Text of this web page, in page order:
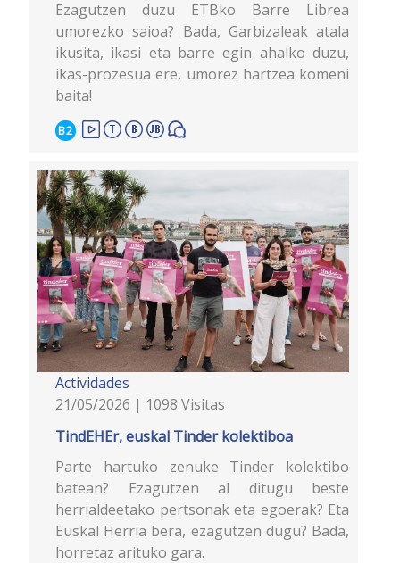
Ezagutzen duzu ETBko Barre Librea
umorezko saioa? Bada, Garbizaleak atala
ikusita, ikasi eta barre egin ahalko duzu,
ikas-prozesua ere, umorez hartzea komeni
baita!
B2
Actividades
21/05/2026 | 1098 Visitas
TindEHEr, euskal Tinder kolektiboa
Parte hartuko zenuke Tinder kolektibo
batean? Ezagutzen al ditugu beste
herrialdeetako pertsonak eta egoerak? Eta
Euskal Herria bera, ezagutzen dugu? Bada,
horretaz arituko gara.